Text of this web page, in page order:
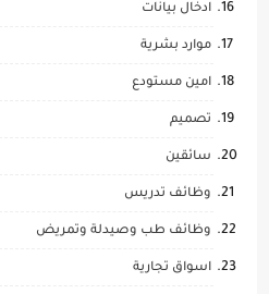
ادخال بيانات
موارد بشرية
امين مستودع
تصميم
سائقين
وظائف تدريس
وظائف طب وصيدلة وتمريض
اسواق تجارية